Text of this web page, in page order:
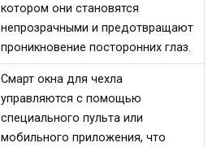
котором они становятся
непрозрачными и предотвращают
проникновение посторонних глаз.
Смарт окна для чехла
управляются с помощью
специального пульта или
мобильного приложения, что